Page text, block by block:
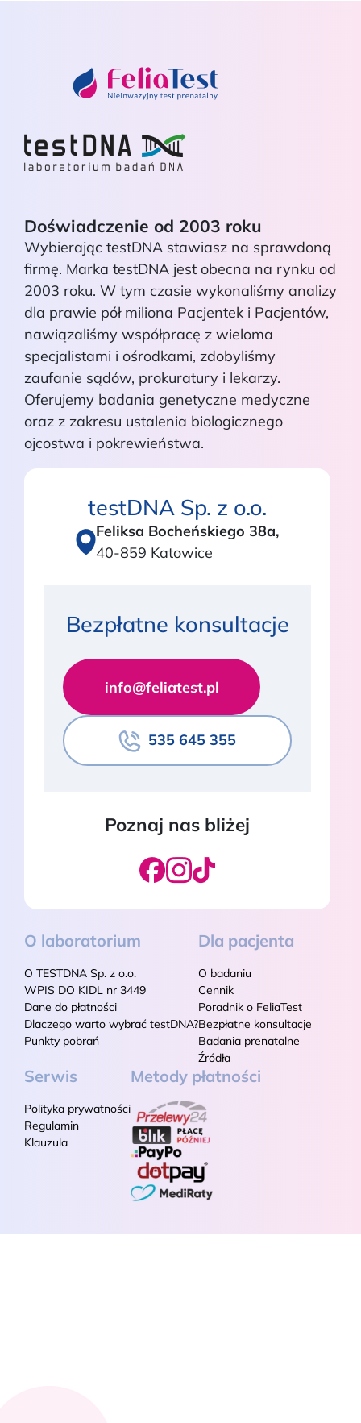
Doświadczenie od 2003 roku
Wybierając testDNA stawiasz na sprawdoną
firmę. Marka testDNA jest obecna na rynku od
2003 roku. W tym czasie wykonaliśmy analizy
dla prawie pół miliona Pacjentek i Pacjentów,
nawiązaliśmy współpracę z wieloma
specjalistami i ośrodkami, zdobyliśmy
zaufanie sądów, prokuratury i lekarzy.
Oferujemy badania genetyczne medyczne
oraz z zakresu ustalenia biologicznego
ojcostwa i pokrewieństwa.
testDNA Sp. z o.o.
Feliksa Bocheńskiego 38a,
40-859 Katowice
Bezpłatne konsultacje
info@feliatest.pl
535 645 355
Poznaj nas bliżej
O laboratorium
O TESTDNA Sp. z o.o.
WPIS DO KIDL nr 3449
Dane do płatności
Dlaczego warto wybrać testDNA?
Punkty pobrań
Dla pacjenta
O badaniu
Cennik
Poradnik o FeliaTest
Bezpłatne konsultacje
Badania prenatalne
Źródła
Serwis
Polityka prywatności
Regulamin
Klauzula
Metody płatności